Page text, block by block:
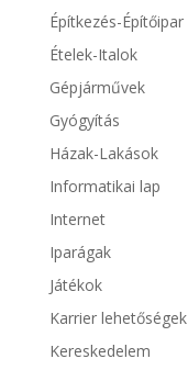
Építkezés-Építőipar
Ételek-Italok
Gépjárművek
Gyógyítás
Házak-Lakások
Informatikai lap
Internet
Iparágak
Játékok
Karrier lehetőségek
Kereskedelem